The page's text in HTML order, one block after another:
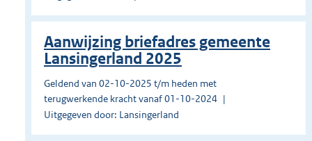
Aanwijzing briefadres gemeente
Lansingerland 2025
Geldend van 02-10-2025 t/m heden met
terugwerkende kracht vanaf 01-10-2024
Uitgegeven door: Lansingerland